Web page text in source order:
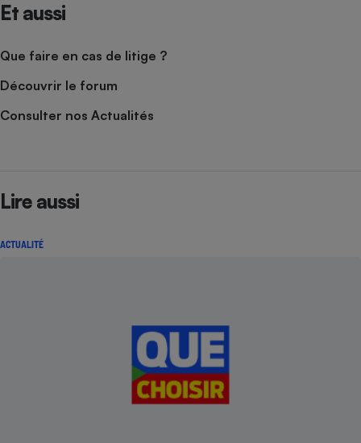
Et aussi
Que faire en cas de litige ?
Découvrir le forum
Consulter nos Actualités
Lire aussi
ACTUALITÉ